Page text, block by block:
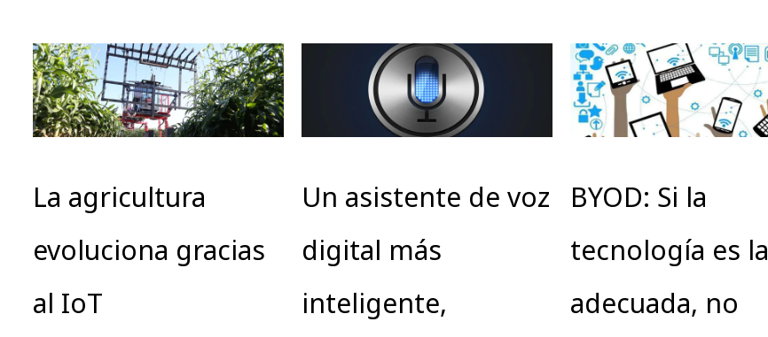
La agricultura
evoluciona gracias
al IoT
Un asistente de voz
digital más
inteligente,
BYOD: Si la
tecnología es la
adecuada, no